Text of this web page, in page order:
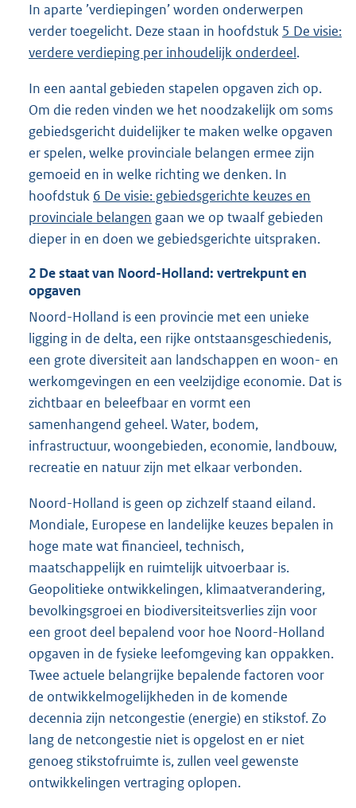
In aparte ’verdiepingen’ worden onderwerpen
verder toegelicht. Deze staan in hoofdstuk 5 De visie:
verdere verdieping per inhoudelijk onderdeel.
In een aantal gebieden stapelen opgaven zich op.
Om die reden vinden we het noodzakelijk om soms
gebiedsgericht duidelijker te maken welke opgaven
er spelen, welke provinciale belangen ermee zijn
gemoeid en in welke richting we denken. In
hoofdstuk 6 De visie: gebiedsgerichte keuzes en
provinciale belangen gaan we op twaalf gebieden
dieper in en doen we gebiedsgerichte uitspraken.
2 De staat van Noord-Holland: vertrekpunt en
opgaven
Noord-Holland is een provincie met een unieke
ligging in de delta, een rijke ontstaansgeschiedenis,
een grote diversiteit aan landschappen en woon- en
werkomgevingen en een veelzijdige economie. Dat is
zichtbaar en beleefbaar en vormt een
samenhangend geheel. Water, bodem,
infrastructuur, woongebieden, economie, landbouw,
recreatie en natuur zijn met elkaar verbonden.
Noord-Holland is geen op zichzelf staand eiland.
Mondiale, Europese en landelijke keuzes bepalen in
hoge mate wat financieel, technisch,
maatschappelijk en ruimtelijk uitvoerbaar is.
Geopolitieke ontwikkelingen, klimaatverandering,
bevolkingsgroei en biodiversiteitsverlies zijn voor
een groot deel bepalend voor hoe Noord-Holland
opgaven in de fysieke leefomgeving kan oppakken.
Twee actuele belangrijke bepalende factoren voor
de ontwikkelmogelijkheden in de komende
decennia zijn netcongestie (energie) en stikstof. Zo
lang de netcongestie niet is opgelost en er niet
genoeg stikstofruimte is, zullen veel gewenste
ontwikkelingen vertraging oplopen.